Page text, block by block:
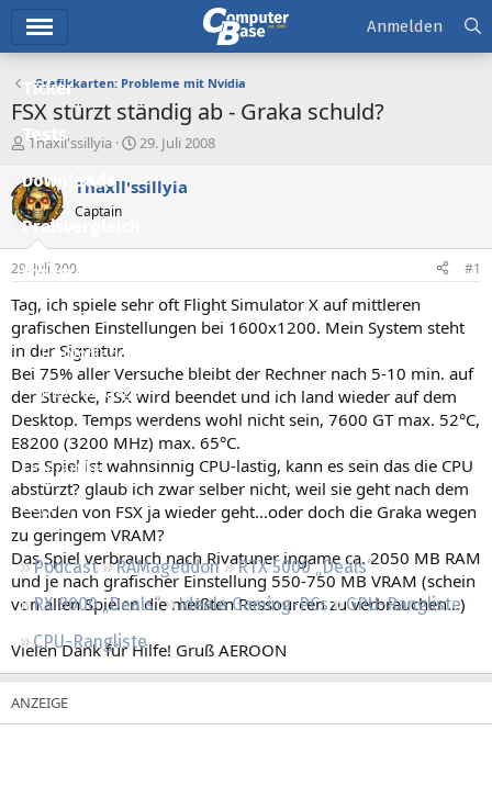
Ticker
Tests
Downloads
Preisvergleich
Forum
Aktuelles
Empfohlene Inhalte
Neue Beiträge
Neueste Aktivitäten
Leserartikel
Regeln
Podcast RAMageddon
RTX 5000 „Deals“
RX 9000 „Deals“
Ideale Gaming-PCs
GPU-Rangliste
CPU-Rangliste
Anmelden
Grafikkarten: Probleme mit Nvidia
FSX stürzt ständig ab - Graka schuld?
E
s
t
e
e
r
Thaxll'ssillyia
E
s
t
a
m
29. Juli 2008
Thaxll'ssillyia
Captain
29. Juli 2008 #1
Tag, ich spiele sehr oft Flight Simulator X auf mittleren
grafischen Einstellungen bei 1600x1200. Mein System steht
in der Signatur.
Bei 75% aller Versuche bleibt der Rechner nach 5-10 min. auf
der Strecke, FSX wird beendet und ich land wieder auf dem
Desktop. Temps werdens wohl nicht sein, 7600 GT max. 52°C,
E8200 (3200 MHz) max. 65°C.
Das Spiel ist wahnsinnig CPU-lastig, kann es sein das die CPU
abstürzt? glaub ich zwar selber nicht, weil sie geht nach dem
Beenden von FSX ja wieder geht...oder doch die Graka wegen
zu geringem VRAM?
Das Spiel verbrauch nach Rivatuner ingame ca. 2050 MB RAM
und je nach grafischer Einstellung 550-750 MB VRAM (schein
von allen Spielen die meißten Ressourcen zu verbrauchen...)
Vielen Dank für Hilfe! Gruß AEROON